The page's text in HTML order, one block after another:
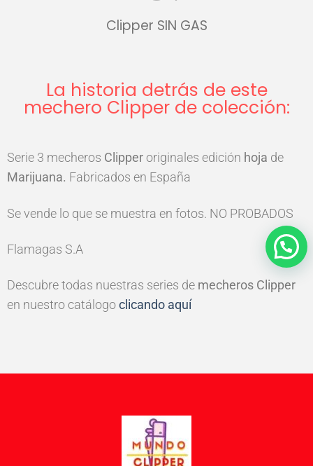
Clipper SIN GAS
La historia detrás de este
mechero Clipper de colección:
Serie 3 mecheros Clipper originales edición hoja de
Marijuana. Fabricados en España
Se vende lo que se muestra en fotos. NO PROBADOS
Flamagas S.A
Descubre todas nuestras series de mecheros Clipper
en nuestro catálogoclicando aquí